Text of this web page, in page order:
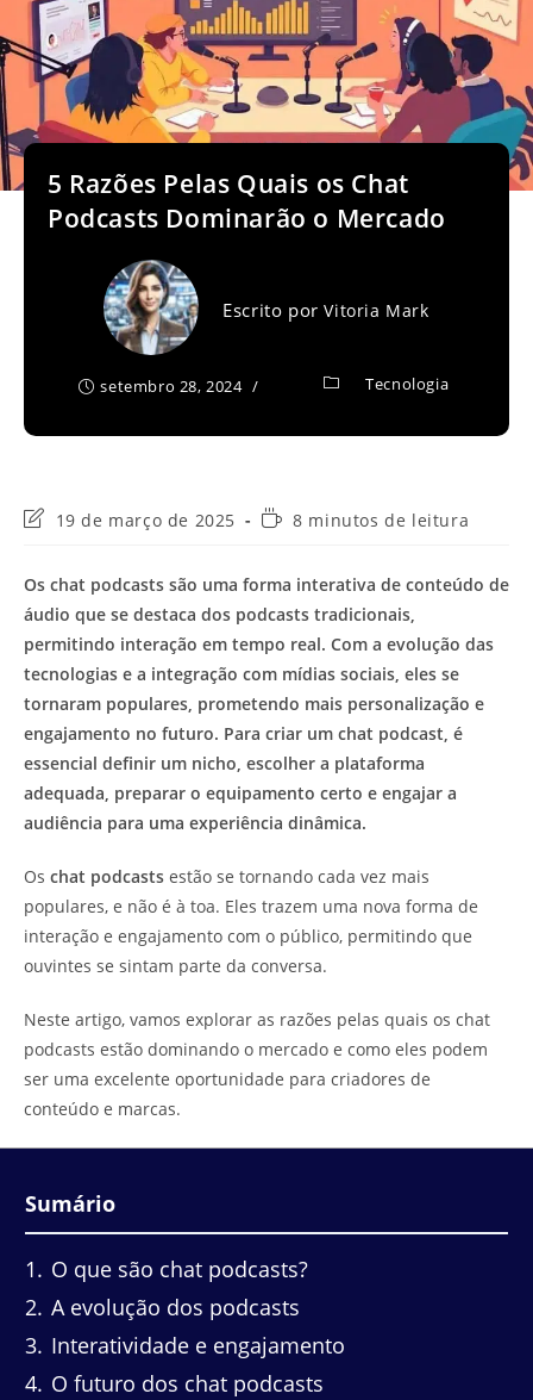
5 Razões Pelas Quais os Chat
Podcasts Dominarão o Mercado
Escrito porVitoria Mark
setembro 28, 2024 Tecnologia
Última
post:
19 de março de 2025
Tempo8 minutos de leitura
Os chat podcasts são uma forma interativa de conteúdo de
áudio que se destaca dos podcasts tradicionais,
permitindo interação em tempo real. Com a evolução das
tecnologias e a integração com mídias sociais, eles se
tornaram populares, prometendo mais personalização e
engajamento no futuro. Para criar um chat podcast, é
essencial definir um nicho, escolher a plataforma
adequada, preparar o equipamento certo e engajar a
audiência para uma experiência dinâmica.
Os chat podcasts estão se tornando cada vez mais
populares, e não é à toa. Eles trazem uma nova forma de
interação e engajamento com o público, permitindo que
ouvintes se sintam parte da conversa.
Neste artigo, vamos explorar as razões pelas quais os chat
podcasts estão dominando o mercado e como eles podem
ser uma excelente oportunidade para criadores de
conteúdo e marcas.
Sumário
1
O que são chat podcasts?
2 A evolução dos podcasts
3 Interatividade e engajamento
4 O futuro dos chat podcasts